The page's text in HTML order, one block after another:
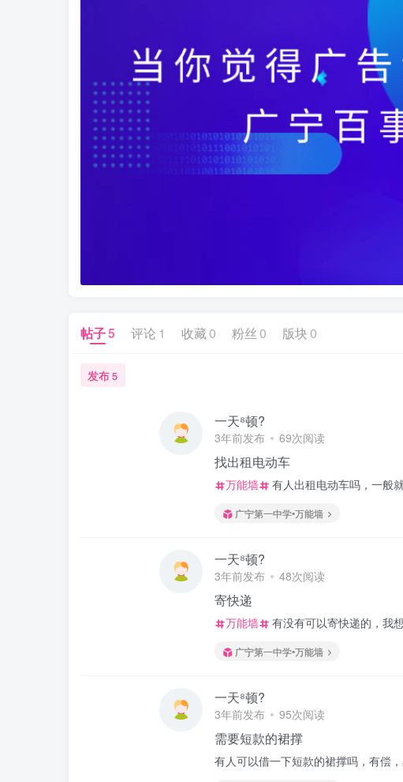
帖子5 评论 1 收藏 0 粉丝 0 版块 0
发布5
一天⁸顿?
3年前发布 69次阅读
找出租电动车
万能墙 有人出租电动车吗，一般
广宁第一中学•万能墙
一天⁸顿?
3年前发布 48次阅读
寄快递
万能墙 有没有可以寄快递的，我
广宁第一中学•万能墙
一天⁸顿?
3年前发布 95次阅读
需要短款的裙撑
有人可以借一下短款的裙撑吗，有偿